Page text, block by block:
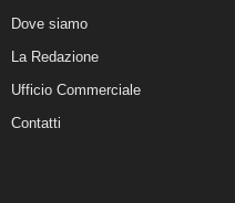
Dove siamo
La Redazione
Ufficio Commerciale
Contatti